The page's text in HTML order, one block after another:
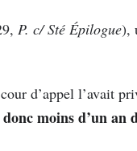
P. c/ Sté Épilogue),
d’appel l’avait
moins d’un an